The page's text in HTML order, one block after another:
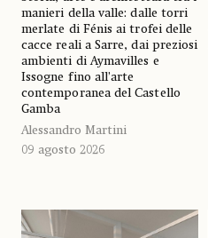
manieri della valle: dalle torri
merlate di Fénis ai trofei delle
cacce reali a Sarre, dai preziosi
ambienti di Aymavilles e
Issogne fino all’arte
contemporanea del Castello
Gamba
Alessandro Martini
09 agosto 2026